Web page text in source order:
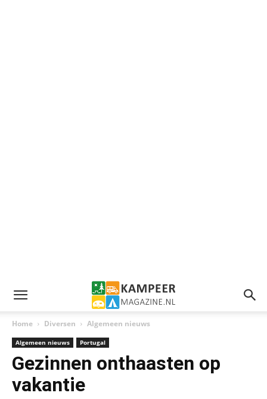
Home Diversen Algemeen nieuws
Algemeen nieuws Portugal
Gezinnen onthaasten op
vakantie